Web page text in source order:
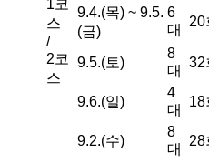
1코
스
/
2코
스
9.4.(목) ~ 9.5.
(금)
6
대
20
9.5.(토)
8
대
32
9.6.(일)
4
대
18
9.2.(수)
8
대
28